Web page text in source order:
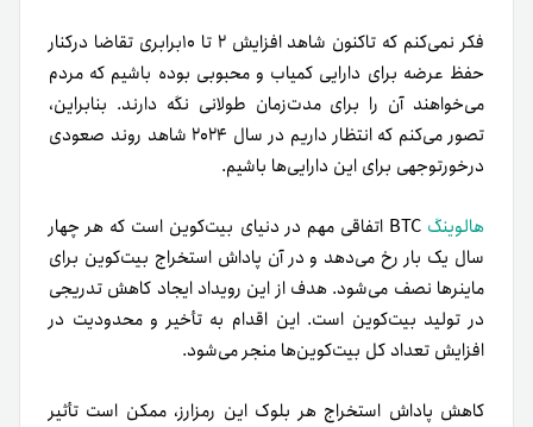
فکر نمی‌کنم که تاکنون شاهد افزایش ۲ تا ۱۰برابری تقاضا درکنار
حفظ عرضه برای دارایی کمیاب و محبوبی بوده باشیم که مردم
می‌خواهند آن را برای مدت‌زمان طولانی نگه دارند. بنابراین،
تصور می‌کنم که انتظار داریم در سال ۲۰۲۴ شاهد روند صعودی
درخورتوجهی برای این دارایی‌ها باشیم.
هالوینگ
BTC اتفاقی مهم در دنیای بیت‌کوین است که هر چهار
سال یک بار رخ می‌دهد و در آن پاداش استخراج بیت‌کوین برای
ماینرها نصف می‌شود. هدف از این رویداد ایجاد کاهش تدریجی
در تولید بیت‌کوین است. این اقدام به تأخیر و محدودیت در
افزایش تعداد کل بیت‌کوین‌ها منجر می‌شود.
کاهش پاداش استخراج هر بلوک این رمزارز، ممکن است تأثیر